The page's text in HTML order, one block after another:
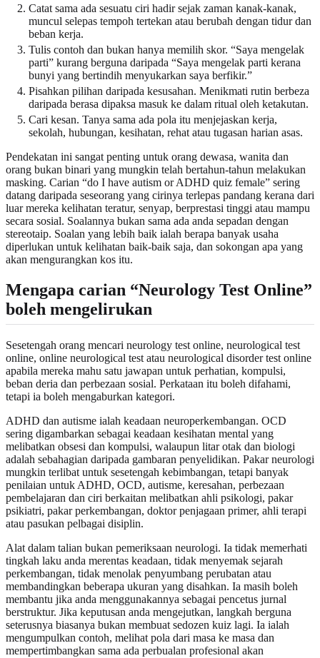
Catat sama ada sesuatu ciri hadir sejak zaman kanak-kanak,
muncul selepas tempoh tertekan atau berubah dengan tidur dan
beban kerja.
Tulis contoh dan bukan hanya memilih skor. “Saya mengelak
parti” kurang berguna daripada “Saya mengelak parti kerana
bunyi yang bertindih menyukarkan saya berfikir.”
Pisahkan pilihan daripada kesusahan. Menikmati rutin berbeza
daripada berasa dipaksa masuk ke dalam ritual oleh ketakutan.
Cari kesan. Tanya sama ada pola itu menjejaskan kerja,
sekolah, hubungan, kesihatan, rehat atau tugasan harian asas.
Pendekatan ini sangat penting untuk orang dewasa, wanita dan
orang bukan binari yang mungkin telah bertahun-tahun melakukan
masking. Carian “do I have autism or ADHD quiz female” sering
datang daripada seseorang yang cirinya terlepas pandang kerana dari
luar mereka kelihatan teratur, senyap, berprestasi tinggi atau mampu
secara sosial. Soalannya bukan sama ada anda sepadan dengan
stereotaip. Soalan yang lebih baik ialah berapa banyak usaha
diperlukan untuk kelihatan baik-baik saja, dan sokongan apa yang
akan mengurangkan kos itu.
Mengapa carian “Neurology Test Online”
boleh mengelirukan
Sesetengah orang mencari neurology test online, neurological test
online, online neurological test atau neurological disorder test online
apabila mereka mahu satu jawapan untuk perhatian, kompulsi,
beban deria dan perbezaan sosial. Perkataan itu boleh difahami,
tetapi ia boleh mengaburkan kategori.
ADHD dan autisme ialah keadaan neuroperkembangan. OCD
sering digambarkan sebagai keadaan kesihatan mental yang
melibatkan obsesi dan kompulsi, walaupun litar otak dan biologi
adalah sebahagian daripada gambaran penyelidikan. Pakar neurologi
mungkin terlibat untuk sesetengah kebimbangan, tetapi banyak
penilaian untuk ADHD, OCD, autisme, keresahan, perbezaan
pembelajaran dan ciri berkaitan melibatkan ahli psikologi, pakar
psikiatri, pakar perkembangan, doktor penjagaan primer, ahli terapi
atau pasukan pelbagai disiplin.
Alat dalam talian bukan pemeriksaan neurologi. Ia tidak memerhati
tingkah laku anda merentas keadaan, tidak menyemak sejarah
perkembangan, tidak menolak penyumbang perubatan atau
membandingkan beberapa ukuran yang disahkan. Ia masih boleh
membantu jika anda menggunakannya sebagai pencetus jurnal
berstruktur. Jika keputusan anda mengejutkan, langkah berguna
seterusnya biasanya bukan membuat sedozen kuiz lagi. Ia ialah
mengumpulkan contoh, melihat pola dari masa ke masa dan
mempertimbangkan sama ada perbualan profesional akan